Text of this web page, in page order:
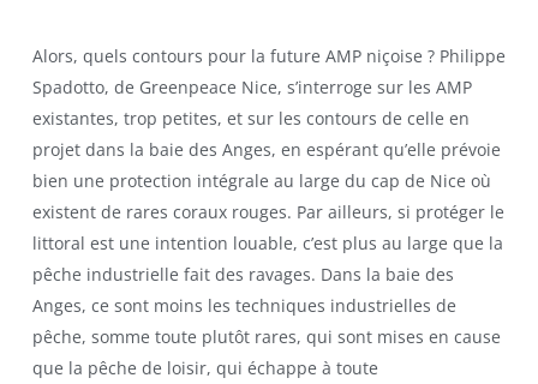
Alors, quels contours pour la future AMP niçoise ? Philippe
Spadotto, de Greenpeace Nice, s’interroge sur les AMP
existantes, trop petites, et sur les contours de celle en
projet dans la baie des Anges, en espérant qu’elle prévoie
bien une protection intégrale au large du cap de Nice où
existent de rares coraux rouges. Par ailleurs, si protéger le
littoral est une intention louable, c’est plus au large que la
pêche industrielle fait des ravages. Dans la baie des
Anges, ce sont moins les techniques industrielles de
pêche, somme toute plutôt rares, qui sont mises en cause
que la pêche de loisir, qui échappe à toute